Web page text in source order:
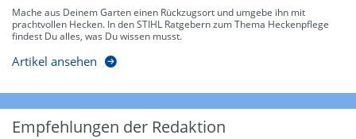
Mache aus Deinem Garten einen Rückzugsort und umgebe ihn mit
prachtvollen Hecken. In den STIHL Ratgebern zum Thema Heckenpflege
findest Du alles, was Du wissen musst.
Artikel ansehen
Empfehlungen der Redaktion